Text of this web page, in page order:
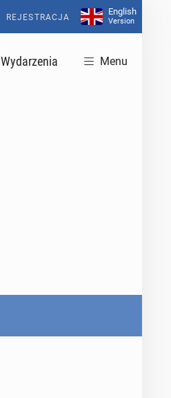
REJESTRACJA
English
Version
Wydarzenia Menu